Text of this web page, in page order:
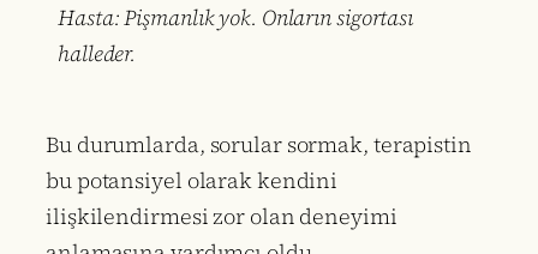
Hasta: Pişmanlık yok. Onların sigortası
halleder.
Bu durumlarda, sorular sormak, terapistin
bu potansiyel olarak kendini
ilişkilendirmesi zor olan deneyimi